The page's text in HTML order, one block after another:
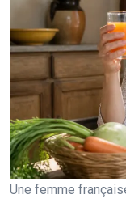
Une femme